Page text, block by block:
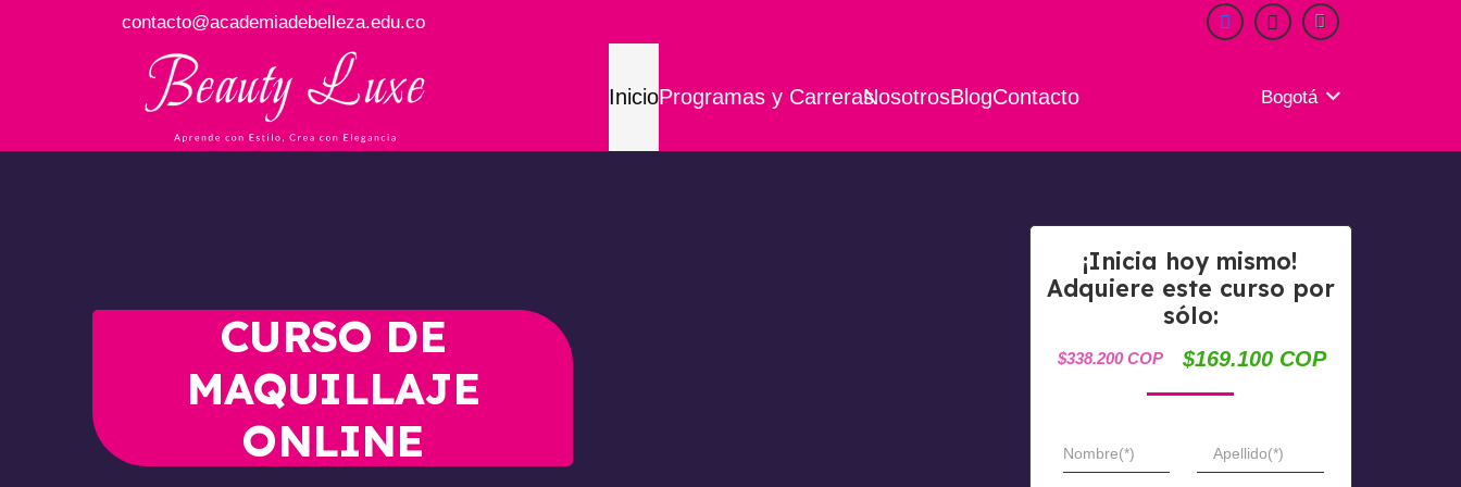
contacto@academiadebelleza.edu.co
InicioProgramas y CarrerasNosotrosBlogContacto Bogotá
CURSO DE
MAQUILLAJE
ONLINE
¡Inicia hoy mismo!
Adquiere este curso por
sólo:
$338.200 COP $169.100 COP
Nombre(*) Apellido(*)